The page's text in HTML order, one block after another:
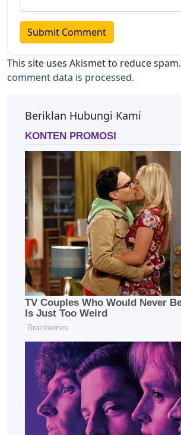
This site uses Akismet to reduce spam.
comment data is processed.
Beriklan Hubungi Kami